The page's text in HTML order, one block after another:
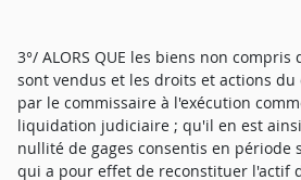
3°/ ALORS QUE les biens non
sont vendus et les droits et actions
par le commissaire à l'exécution
liquidation judiciaire ; qu'il en est
nullité de gages consentis en période
qui a pour effet de reconstituer l'actif